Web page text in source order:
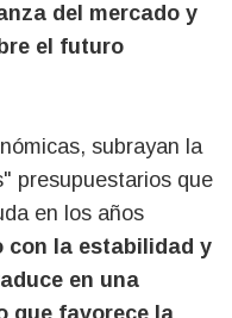
del mercado y
el futuro
subrayan la
presupuestarios que
en los años
con la estabilidad y
en una
que favorece la